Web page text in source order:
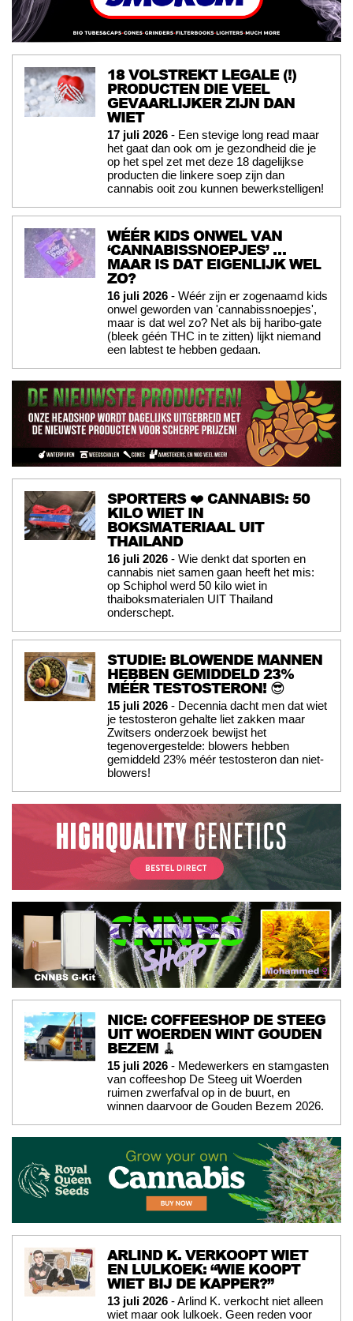
18 VOLSTREKT LEGALE (!)
PRODUCTEN DIE VEEL
GEVAARLIJKER ZIJN DAN
WIET
17 juli 2026 - Een stevige long read maar
het gaat dan ook om je gezondheid die je
op het spel zet met deze 18 dagelijkse
producten die linkere soep zijn dan
cannabis ooit zou kunnen bewerkstelligen!
WÉÉR KIDS ONWEL VAN
‘CANNABISSNOEPJES’ …
MAAR IS DAT EIGENLIJK WEL
ZO?
16 juli 2026 - Wéér zijn er zogenaamd kids
onwel geworden van 'cannabissnoepjes',
maar is dat wel zo? Net als bij haribo-gate
(bleek géén THC in te zitten) lijkt niemand
een labtest te hebben gedaan.
SPORTERS ❤️ CANNABIS: 50
KILO WIET IN
BOKSMATERIAAL UIT
THAILAND
16 juli 2026 - Wie denkt dat sporten en
cannabis niet samen gaan heeft het mis:
op Schiphol werd 50 kilo wiet in
thaiboksmaterialen UIT Thailand
onderschept.
STUDIE: BLOWENDE MANNEN
HEBBEN GEMIDDELD 23%
MÉÉR TESTOSTERON! 😎
15 juli 2026 - Decennia dacht men dat wiet
je testosteron gehalte liet zakken maar
Zwitsers onderzoek bewijst het
tegenovergestelde: blowers hebben
gemiddeld 23% méér testosteron dan niet-
blowers!
NICE: COFFEESHOP DE STEEG
UIT WOERDEN WINT GOUDEN
BEZEM 🧹
15 juli 2026 - Medewerkers en stamgasten
van coffeeshop De Steeg uit Woerden
ruimen zwerfafval op in de buurt, en
winnen daarvoor de Gouden Bezem 2026.
ARLIND K. VERKOOPT WIET
EN LULKOEK: “WIE KOOPT
WIET BIJ DE KAPPER?”
13 juli 2026 - Arlind K. verkocht niet alleen
wiet maar ook lulkoek. Geen reden voor